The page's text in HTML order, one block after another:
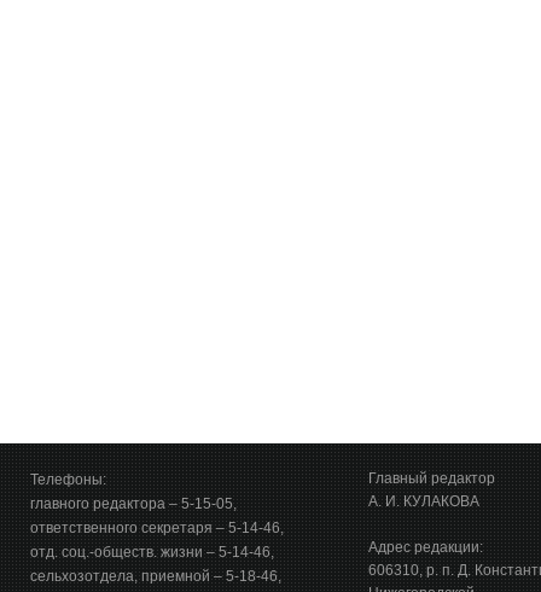
Телефоны:
главного редактора – 5-15-05,
ответственного секретаря – 5-14-46,
отд. соц.-обществ. жизни – 5-14-46,
сельхозотдела, приемной – 5-18-46,
Главный редактор
А. И. КУЛАКОВА
Адрес редакции:
606310, р. п. Д.